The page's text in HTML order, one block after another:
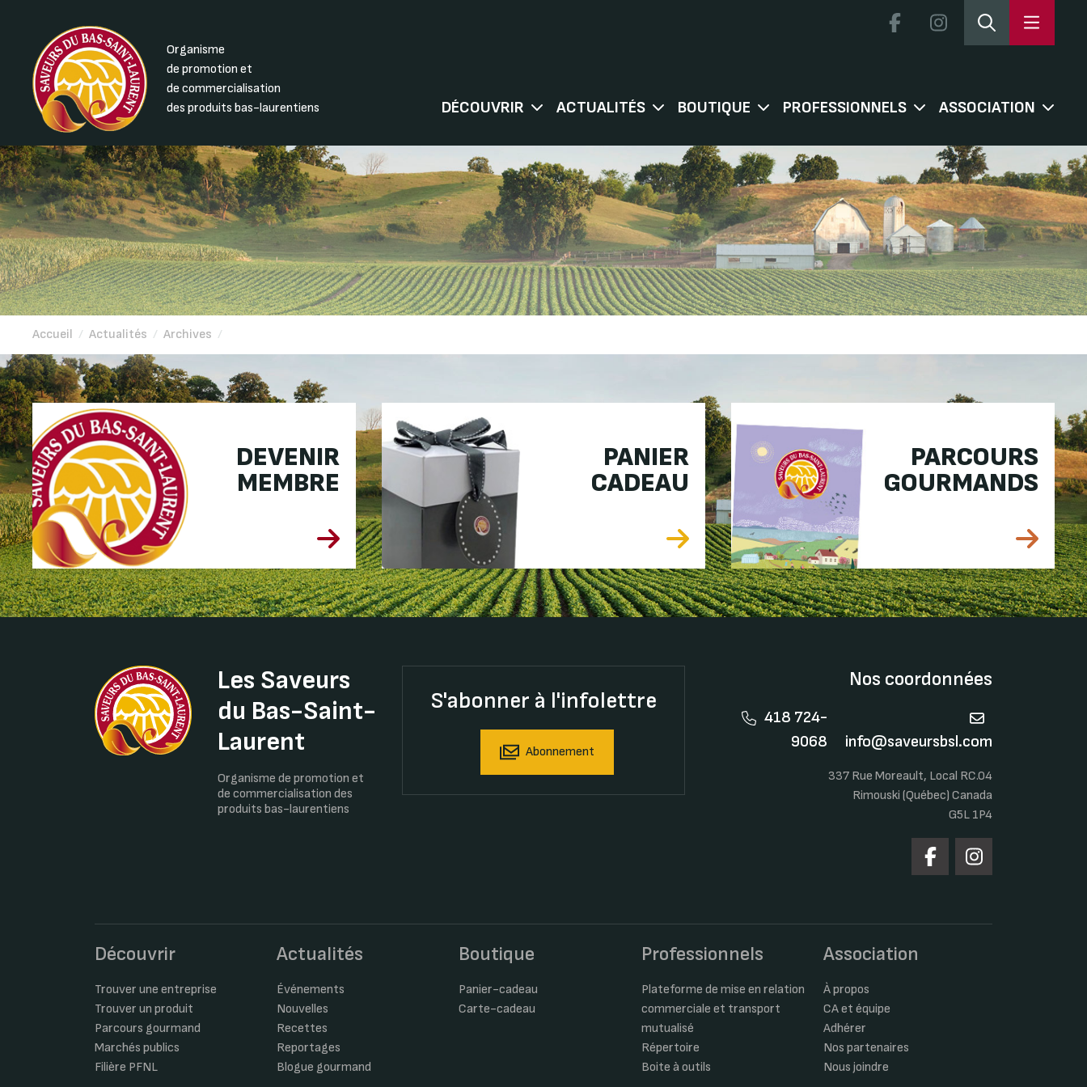
Organisme
de promotion et
de commercialisation
des produits bas-laurentiens
DÉCOUVRIR ACTUALITÉS BOUTIQUE PROFESSIONNELS ASSOCIATION
Accueil / Actualités / Archives /
DEVENIR
MEMBRE
PANIER
CADEAU
PARCOURS
GOURMANDS
Les Saveurs
du Bas-Saint-
Laurent
Organisme de promotion et
de commercialisation des
produits bas-laurentiens
S'abonner à l'infolettre
Abonnement
Nos coordonnées
418 724-
9068
info@saveursbsl.com
337 Rue Moreault, Local RC.04
Rimouski (Québec) Canada
G5L 1P4
Découvrir
Trouver une entreprise
Trouver un produit
Parcours gourmand
Marchés publics
Filière PFNL
Actualités
Événements
Nouvelles
Recettes
Reportages
Blogue gourmand
Boutique
Panier-cadeau
Carte-cadeau
Professionnels
Plateforme de mise en relation
commerciale et transport
mutualisé
Répertoire
Boite à outils
Association
À propos
CA et équipe
Adhérer
Nos partenaires
Nous joindre